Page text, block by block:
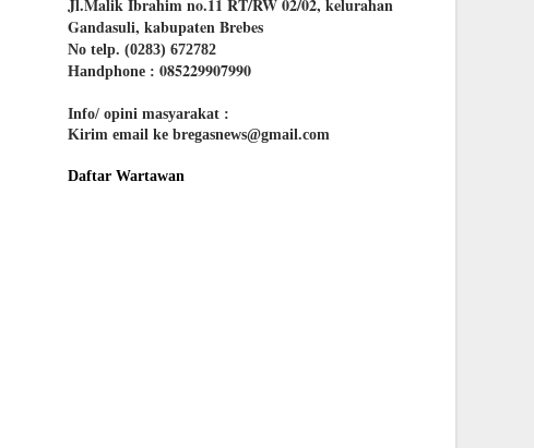
Jl.Malik Ibrahim no.11 RT/RW 02/02, kelurahan
Gandasuli, kabupaten Brebes
No telp. (0283) 672782
Handphone : 085229907990
Info/ opini masyarakat :
Kirim email ke bregasnews@gmail.com
Daftar Wartawan